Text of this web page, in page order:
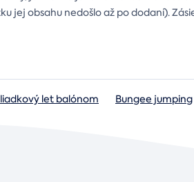
jej obsahu nedošlo až po dodaní).
let balónom Bungee jumping